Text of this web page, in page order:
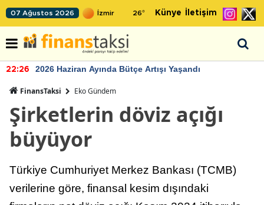
07 Ağustos 2026 26° Künye İletişim
22:26 2026 Haziran Ayında Bütçe Artışı Yaşandı
FinansTaksi Eko Gündem
Şirketlerin döviz açığı
büyüyor
Türkiye Cumhuriyet Merkez Bankası (TCMB)
verilerine göre, finansal kesim dışındaki